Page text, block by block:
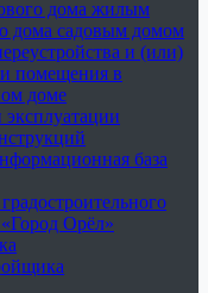
дома жилым
дома садовым домом
и (или)
помещения в
доме
база
Орёл»